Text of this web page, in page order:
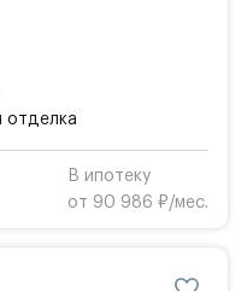
отделка
В ипотеку
от 90 986 ₽/мес.